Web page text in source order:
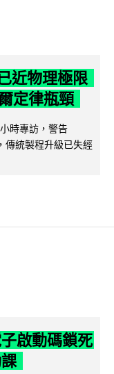
近物理極限
定律瓶頸
時專訪，警告
傳統製程升級已失經
啟動碼鎖死